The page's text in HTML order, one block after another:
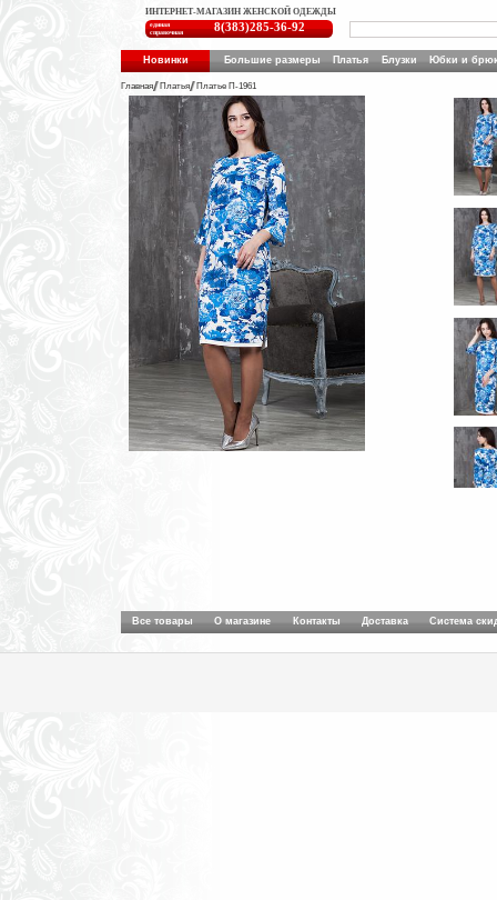
ИНТЕРНЕТ-МАГАЗИН ЖЕНСКОЙ ОДЕЖДЫ
единая
справочная
8(383)285-36-92
Новинки Большие размеры Платья Блузки Юбки и
Главная Платья Платье П-1961
Все товары О магазине Контакты Доставка Система